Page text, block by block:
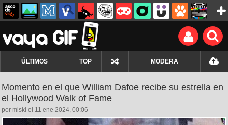
ÚLTIMOS TOP MODERA
Momento en el que William Dafoe recibe su estrella en
el Hollywood Walk of Fame
por miski el 11 ene 2024, 00:06